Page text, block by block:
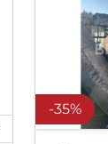
-35%